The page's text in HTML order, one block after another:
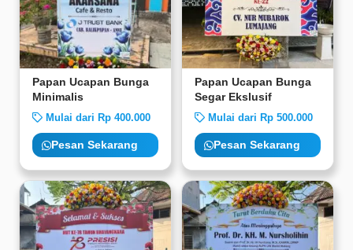
Papan Ucapan Bunga
Minimalis
Mulai dari Rp 400.000
Pesan Sekarang
Papan Ucapan Bunga
Segar Ekslusif
Mulai dari Rp 500.000
Pesan Sekarang